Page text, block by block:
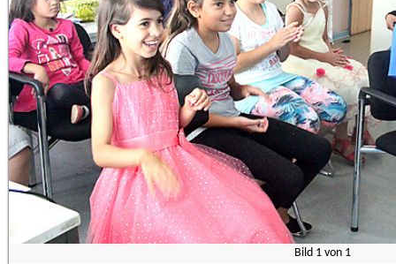
Bild 1 von 1